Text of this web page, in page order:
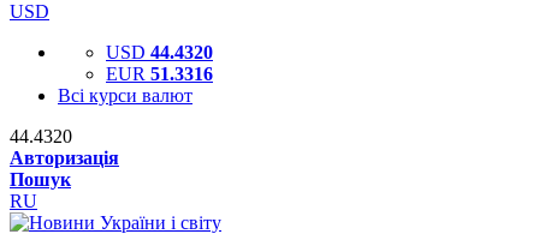
USD
USD 44.4320
EUR 51.3316
Всі курси валют
44.4320
Авторизація
Пошук
RU